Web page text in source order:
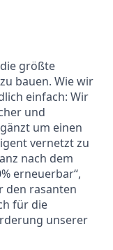
größte
bauen. Wie wir
einfach: Wir
und
um einen
vernetzt zu
nach dem
erneuerbar“,
den rasanten
für die
unserer